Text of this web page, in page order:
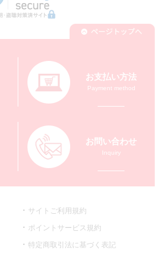
お支払い方法
Payment method
お問い合わせ
Inquiry
サイトご利用規約
ポイントサービス規約
特定商取引法に基づく表記